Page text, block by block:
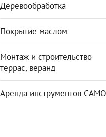
Деревообработка
Покрытие маслом
Монтаж и строительство
террас, веранд
Аренда инструментов CAMO